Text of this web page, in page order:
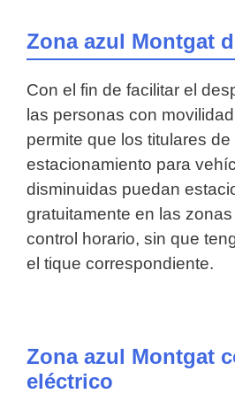
Zona azul Montgat
Con el fin de facilitar el
las personas con
permite que los titulares de
estacionamiento para
disminuidas puedan
gratuitamente en las
control horario, sin que
el tique correspondiente.
Zona azul Montgat
eléctrico